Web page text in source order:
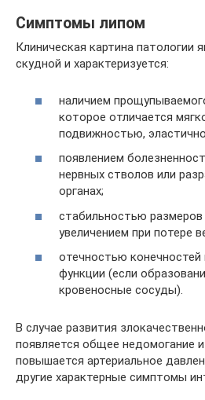
Симптомы липом
Клиническая картина патологии
скудной и характеризуется:
наличием
которое отличается
подвижностью,
появлением
нервных стволов или
органах;
стабильностью размеров
увеличением при потере
отечностью конечностей
функции (если
кровеносные сосуды).
В случае развития
появляется общее недомогание
повышается артериальное
другие характерные симптомы